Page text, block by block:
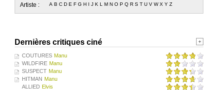
Artiste : A B C D E F G H I J K L M N O P Q R S T U V W X Y Z
Dernières critiques ciné
COUTURES Manu
WILDFIRE Manu
SUSPECT Manu
HITMAN Manu
ALLIED Elvis